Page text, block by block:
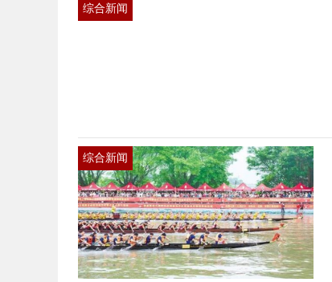
综合新闻
综合新闻